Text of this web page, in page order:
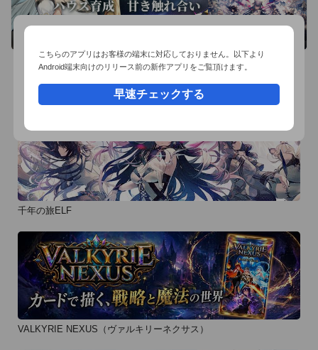
との距離を縮めていきます
４．本編のエンディングは全部で2種類！ハッピーエンドを迎
５．イケメンとの恋はまだまだ終わらない！
恋愛ドラマアプリ「怪盗X恋の予告状」は、こんなアナタにピ
ッタリ
・映画やドラマは恋愛ものが好き
・イケメンには目がない
・恋愛ゲームには興味あるけど、オタクっぽいのはちょっ
・恋愛（れんあい）ゲームや女子ゲーが好き
そのほか、すべての女性におすすめ！
■アプリ提供会社ボルテージについて
株式会社ボルテージは女性向けストーリー型モバイルコンテン
おすすめ事前予約アプリ
千年の旅ELF
VALKYRIE NEXUS（ヴァルキリーネクサス）
こちらのアプリはお客様の端末に対応しておりません。以下より
Android端末向けのリリース前の新作アプリをご覧頂けます。
早速チェックする